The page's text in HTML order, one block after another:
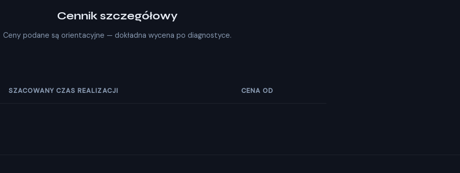
Cennik szczegółowy
Ceny podane są orientacyjne — dokładna wycena po diagnostyce.
SZACOWANY CZAS REALIZACJI CENA OD